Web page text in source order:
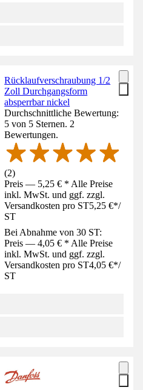
Rücklaufverschraubung 1/2
Zoll Durchgangsform
absperrbar nickel
Durchschnittliche Bewertung:
5 von 5 Sternen. 2
Bewertungen.
(2)
Preis — 5,25 € * Alle Preise
inkl. MwSt. und ggf. zzgl.
Versandkosten pro ST5,25 €*/
ST
Bei Abnahme von 30 ST:
Preis — 4,05 € * Alle Preise
inkl. MwSt. und ggf. zzgl.
Versandkosten pro ST4,05 €*/
ST